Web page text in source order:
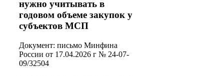
нужно учитывать в
годовом объеме закупок у
субъектов МСП
Документ: письмо Минфина
России от 17.04.2026 г № 24-07-
09/32504